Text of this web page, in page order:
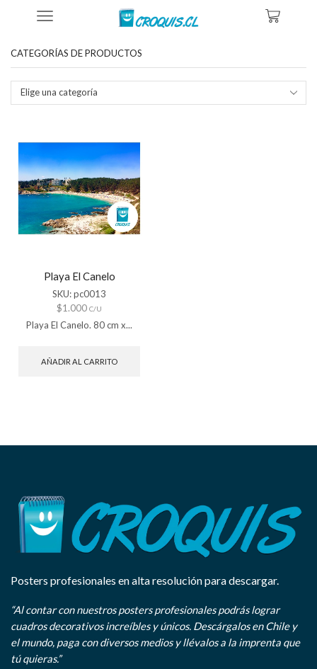
Tienda Productos Etiquetados “el Canelo”
CATEGORÍAS DE PRODUCTOS
Elige una categoría
Playa El Canelo
SKU:pc0013
$1.000 C/U
Playa El Canelo. 80 cm x...
AÑADIR AL CARRITO
Posters profesionales en alta resolución para descargar.
“Al contar con nuestros posters profesionales podrás lograr
cuadros decorativos increíbles y únicos. Descárgalos en Chile y
el mundo, paga con diversos medios y llévalos a la imprenta que
tú quieras.”